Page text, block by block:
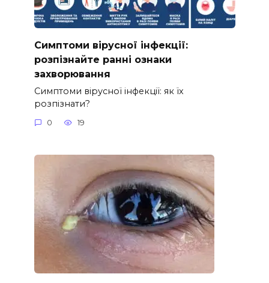
Симптоми вірусної інфекції:
розпізнайте ранні ознаки
захворювання
Симптоми вірусної інфекції: як їх
розпізнати?
0 19